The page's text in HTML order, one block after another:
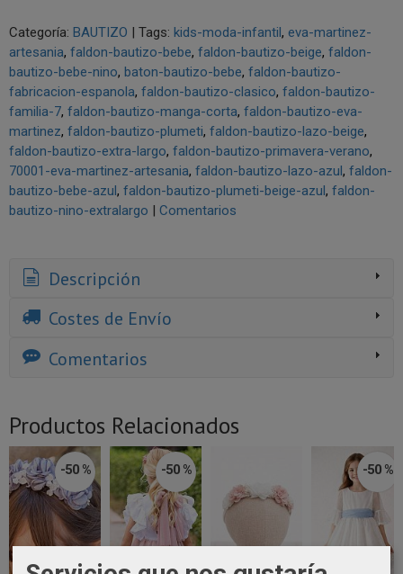
Categoría: BAUTIZO | Tags: kids-moda-infantil eva-martinez-
artesania faldon-bautizo-bebe faldon-bautizo-beige faldon-
bautizo-bebe-nino baton-bautizo-bebe faldon-bautizo-
fabricacion-espanola faldon-bautizo-clasico faldon-bautizo-
familia-7 faldon-bautizo-manga-corta faldon-bautizo-eva-
martinez faldon-bautizo-plumeti faldon-bautizo-lazo-beige
faldon-bautizo-extra-largo faldon-bautizo-primavera-verano
70001-eva-martinez-artesania faldon-bautizo-lazo-azul faldon-
bautizo-bebe-azul faldon-bautizo-plumeti-beige-azul faldon-
bautizo-nino-extralargo | Comentarios
Descripción
Costes de Envío
Comentarios
Productos Relacionados
-50 % -50 % -50 %